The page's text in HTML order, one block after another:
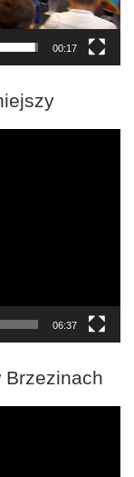
00:17
06:37
Brzezinach